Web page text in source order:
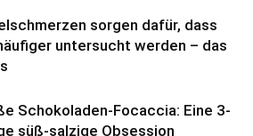
sorgen dafür, dass
untersucht werden – das
Schokoladen-Focaccia: Eine 3-
süß-salzige Obsession